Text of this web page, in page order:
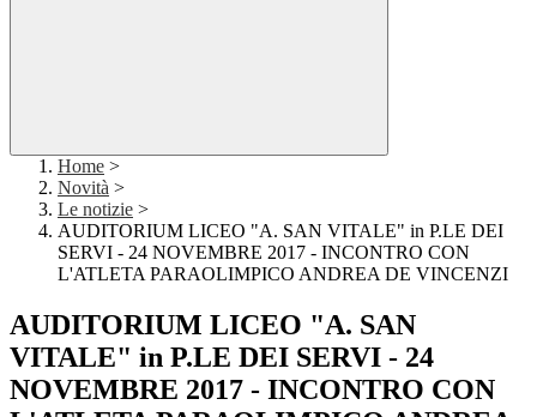
Home >
Novità >
Le notizie >
AUDITORIUM LICEO "A. SAN VITALE" in P.LE DEI
SERVI - 24 NOVEMBRE 2017 - INCONTRO CON
L'ATLETA PARAOLIMPICO ANDREA DE VINCENZI
AUDITORIUM LICEO "A. SAN
VITALE" in P.LE DEI SERVI - 24
NOVEMBRE 2017 - INCONTRO CON